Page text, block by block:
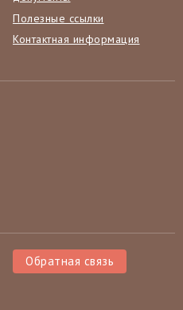
Полезные ссылки
Контактная информация
Обратная связь